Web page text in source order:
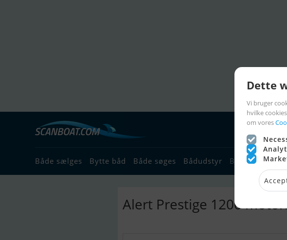
Både sælges Bytte båd Både søges Bådudstyr
Alert Prestige 1200
Dette
Vi bruger
hvilke
om vores